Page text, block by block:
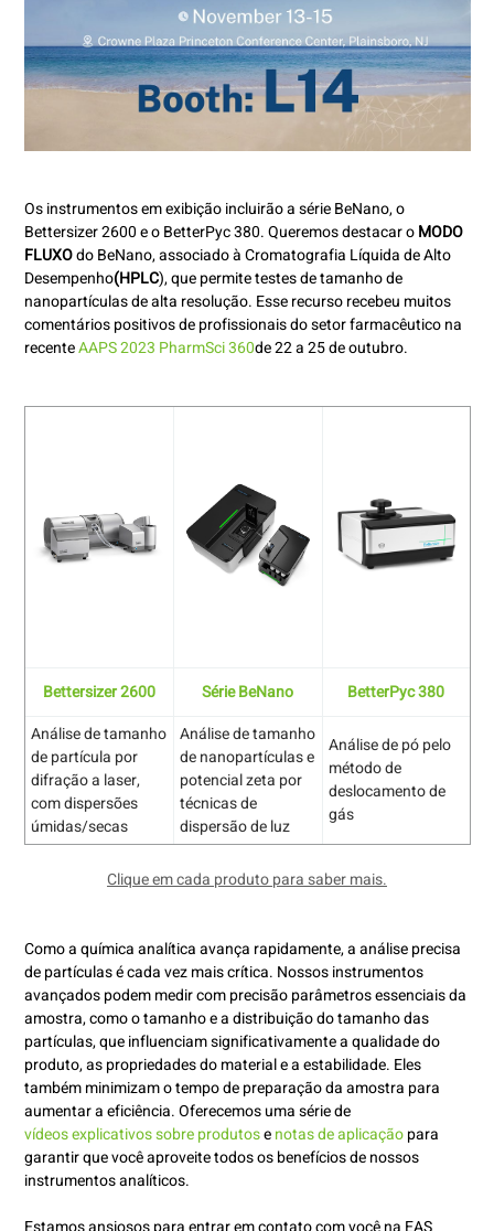
Os instrumentos em exibição incluirão a série BeNano, o
Bettersizer 2600 e o BetterPyc 380. Queremos destacar oMODO
FLUXOdo BeNano, associado à Cromatografia Líquida de Alto
Desempenho(HPLC), que permite testes de tamanho de
nanopartículas de alta resolução. Esse recurso recebeu muitos
comentários positivos de profissionais do setor farmacêutico na
recenteAAPS 2023 PharmSci 360de 22 a 25 de outubro.
Bettersizer 2600 Série BeNano
BetterPyc 380
Análise de tamanho
de partícula por
difração a laser,
com dispersões
úmidas/secas
Análise de tamanho
de nanopartículas e
potencial zeta por
técnicas de
dispersão de luz
Análise de pó pelo
método de
deslocamento de
gás
Clique em cada produto para saber mais.
Como a química analítica avança rapidamente, a análise precisa
de partículas é cada vez mais crítica. Nossos instrumentos
avançados podem medir com precisão parâmetros essenciais da
amostra, como o tamanho e a distribuição do tamanho das
partículas, que influenciam significativamente a qualidade do
produto, as propriedades do material e a estabilidade. Eles
também minimizam o tempo de preparação da amostra para
aumentar a eficiência. Oferecemos uma série de
vídeos explicativos sobre produtosenotas de aplicaçãopara
garantir que você aproveite todos os benefícios de nossos
instrumentos analíticos.